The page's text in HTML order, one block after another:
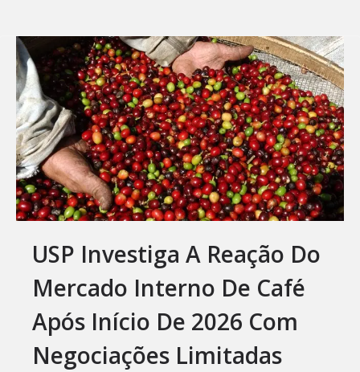
USP Investiga A Reação Do
Mercado Interno De Café
Após Início De 2026 Com
Negociações Limitadas